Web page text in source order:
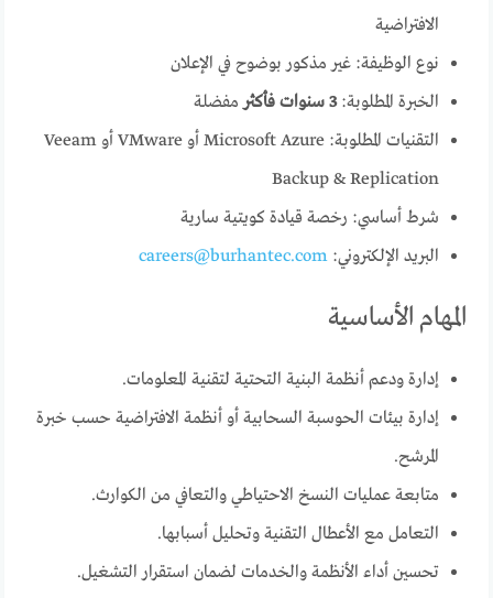
الافتراضية
نوع الوظيفة: غير مذكور بوضوح في الإعلان
الخبرة المطلوبة:3 سنوات فأكثر
مفضلة
التقنيات المطلوبة: Microsoft Azure أو VMware أو Veeam
Backup & Replication
شرط أساسي: رخصة قيادة كويتية سارية
البريد الإلكتروني:careers@burhantec.com
المهام الأساسية
إدارة ودعم أنظمة البنية التحتية لتقنية المعلومات.
إدارة بيئات الحوسبة السحابية أو أنظمة الافتراضية حسب خبرة
المرشح.
متابعة عمليات النسخ الاحتياطي والتعافي من الكوارث.
التعامل مع الأعطال التقنية وتحليل أسبابها.
تحسين أداء الأنظمة والخدمات لضمان استقرار التشغيل.